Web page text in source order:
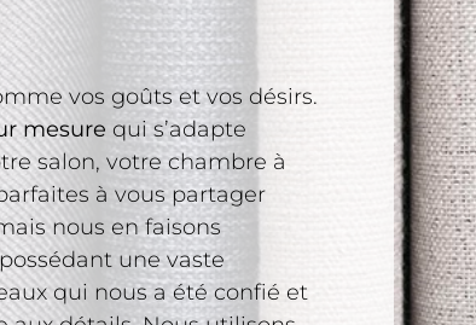
vos goûts et vos désirs.
mesure qui s’adapte
salon, votre chambre à
à vous partager
nous en faisons
une vaste
qui nous a été confié et